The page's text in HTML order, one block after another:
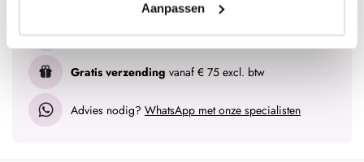
Aanpassen
Voor 15:00 besteld= vandaag verzonden
Gratis verzending vanaf € 75 excl. btw
Advies nodig? WhatsApp met onze specialisten